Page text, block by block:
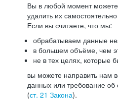
Вы в любой момент
удалить их
Если вы считаете, что мы:
обрабатываем данные
в большем объёме, чем
не в тех целях, которые
вы можете направить нам
данных или требование об
(ст. 21 Закона).